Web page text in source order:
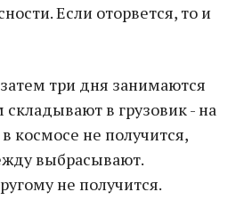
Если оторвется, то и
три дня занимаются
в грузовик - на
космосе не получится,
выбрасывают.
не получится.